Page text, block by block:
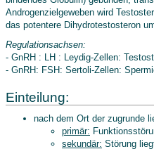
Androgenzielgeweben wird
das potentere Dihydrotestosteron
Regulationsachsen:
- GnRH : LH : Leydig-Zellen:
- GnRH: FSH: Sertoli-Zellen:
Einteilung:
nach dem Ort der zugrunde
primär:
sekundär: Störung